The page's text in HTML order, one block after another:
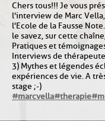
Chers tous!!! Je vous
l'interview de Marc
l'Ecole de la Fausse
le savez, sur cette
Pratiques et
Interviews de
3) Mythes et légendes
expériences de vie. A
stage ;-)
#marcvella#therapie